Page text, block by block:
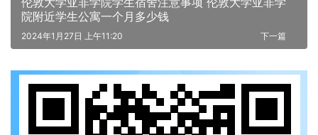
院附近学生公寓一个月多少钱
下一篇
2024年1月27日 上午11:20